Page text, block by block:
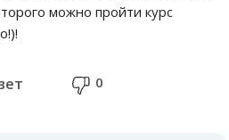
можно пройти курс
0